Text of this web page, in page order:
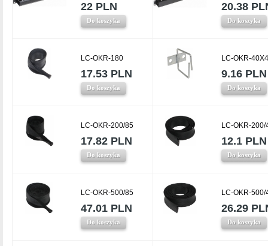
22 PLN
Do koszyka
20.38
Do koszyka
LC-OKR-180
17.53 PLN
Do koszyka
LC-OKR-
9.16 PLN
Do koszyka
LC-OKR-200/85
17.82 PLN
Do koszyka
LC-OKR-200/
12.1 PLN
Do koszyka
LC-OKR-500/85
47.01 PLN
Do koszyka
LC-OKR-500/
26.29
Do koszyka